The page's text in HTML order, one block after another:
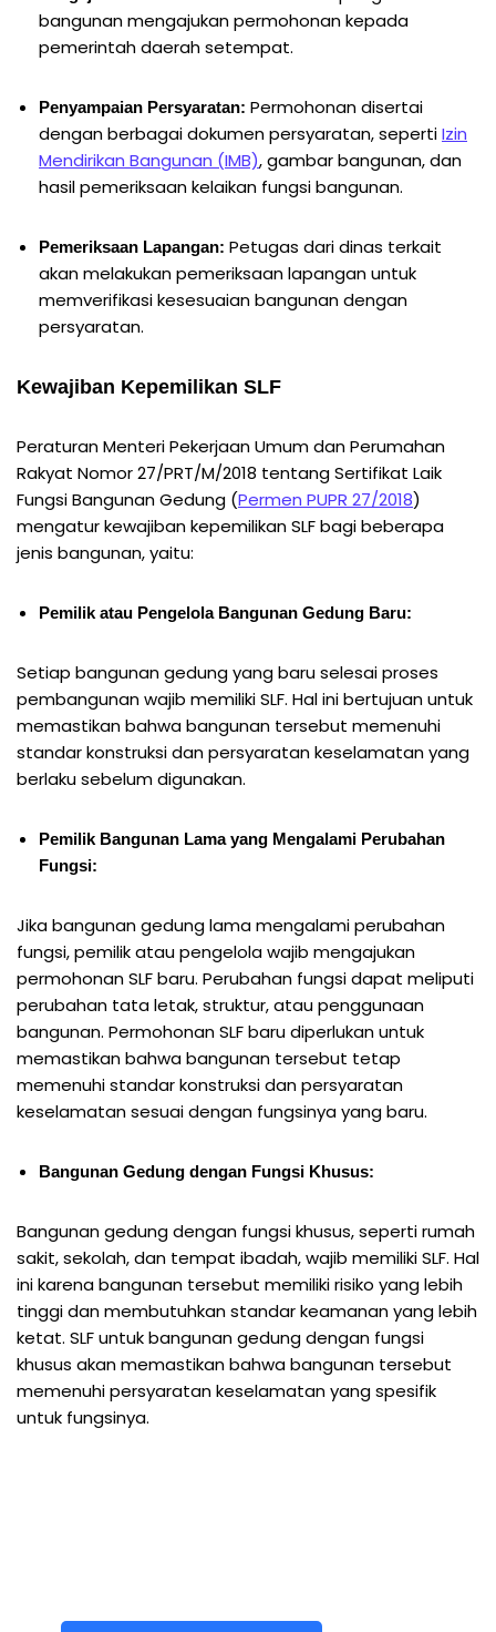
bangunan mengajukan permohonan kepada
pemerintah daerah setempat.
Penyampaian Persyaratan: Permohonan disertai
dengan berbagai dokumen persyaratan, sepertiIzin
Mendirikan Bangunan (IMB), gambar bangunan, dan
hasil pemeriksaan kelaikan fungsi bangunan.
Pemeriksaan Lapangan: Petugas dari dinas terkait
akan melakukan pemeriksaan lapangan untuk
memverifikasi kesesuaian bangunan dengan
persyaratan.
Kewajiban Kepemilikan SLF
Peraturan Menteri Pekerjaan Umum dan Perumahan
Rakyat Nomor 27/PRT/M/2018 tentang Sertifikat Laik
Fungsi Bangunan Gedung (Permen PUPR 27/2018)
mengatur kewajiban kepemilikan SLF bagi beberapa
jenis bangunan, yaitu:
Pemilik atau Pengelola Bangunan Gedung Baru:
Setiap bangunan gedung yang baru selesai proses
pembangunan wajib memiliki SLF. Hal ini bertujuan untuk
memastikan bahwa bangunan tersebut memenuhi
standar konstruksi dan persyaratan keselamatan yang
berlaku sebelum digunakan.
Pemilik Bangunan Lama yang Mengalami Perubahan
Fungsi:
Jika bangunan gedung lama mengalami perubahan
fungsi, pemilik atau pengelola wajib mengajukan
permohonan SLF baru. Perubahan fungsi dapat meliputi
perubahan tata letak, struktur, atau penggunaan
bangunan. Permohonan SLF baru diperlukan untuk
memastikan bahwa bangunan tersebut tetap
memenuhi standar konstruksi dan persyaratan
keselamatan sesuai dengan fungsinya yang baru.
Bangunan Gedung dengan Fungsi Khusus:
Bangunan gedung dengan fungsi khusus, seperti rumah
sakit, sekolah, dan tempat ibadah, wajib memiliki SLF. Hal
ini karena bangunan tersebut memiliki risiko yang lebih
tinggi dan membutuhkan standar keamanan yang lebih
ketat. SLF untuk bangunan gedung dengan fungsi
khusus akan memastikan bahwa bangunan tersebut
memenuhi persyaratan keselamatan yang spesifik
untuk fungsinya.